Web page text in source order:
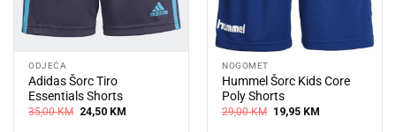
ODJEĆA
Adidas Šorc Tiro
Essentials Shorts
35,00KM Original
24,50 KMCurrent
NOGOMET
Hummel Šorc Kids Core
Poly Shorts
29,00KM Original
19,95 KMCurrent